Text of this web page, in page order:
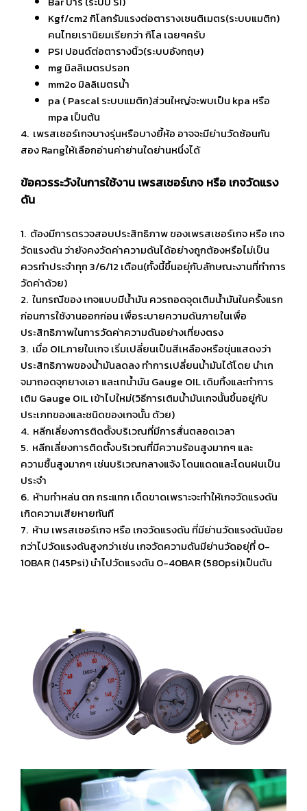
Kgf/cm2 กิโลกรัมแรงต่อตารางเซนติเมตร(ระบบแมติก)
คนไทยเรานิยมเรียกว่า กิโล เฉยๆครับ
PSI ปอนด์ต่อตารางนิ้ว(ระบบอังกฤษ)
mg มิลลิเมตรปรอท
mm2o มิลลิเมตรน้ำ
pa ( Pascal ระบบแมติก)ส่วนใหญ่จะพบเป็น kpa หรือ
mpa เป็นต้น
4. เพรสเชอร์เกจบางรุ่นหรือบางยี้ห้อ อาจจะมีย่านวัดซ้อนกัน
สอง Rangให้เลือกอ่านค่าย่านใดย่านหนึ่งได้
ข้อควรระวังในการใช้งาน เพรสเชอร์เกจ หรือ เกจวัดแรง
ดัน
1. ต้องมีการตรวจสอบประสิทธิภาพ ของเพรสเชอร์เกจ หรือ เกจ
วัดแรงดัน ว่ายังคงวัดค่าความดันได้อย่างถูกต้องหรือไม่เป็น
ควรทำประจำทุก 3/6/12 เดือน(ทั้งนี้ขึ้นอยุ่กับลักษณะงานที่ทำการ
วัดค่าด้วย)
2. ในกรณีของ เกจแบบมีน้ำมัน ควรถอดจุดเติมน้ำมันในครั้งแรก
ก่อนการใช้งานออกก่อน เพื่อระบายความดันภายในเพื่อ
ประสิทธิภาพในการวัดค่าความดันอย่างเที่ยงตรง
3. เมื่อ OILภายในเกจ เริ่มเปลี่ยนเป็นสีเหลืองหรือขุ่นแสดงว่า
ประสิทธิภาพของน้ำมันลดลง ทำการเปลี่ยนน้ำมันได้โดย นำเก
จมาถอดจุกยางเอา และเทน้ำมัน Gauge OIL เดิมทิ้งและทำการ
เติม Gauge OIL เข้าไปใหม่(วิธีการเติมน้ำมันเกจนั้นขึ้นอยู่กับ
ประเภทของและชนิดของเกจนั้น ด้วย)
4. หลีกเลี่ยงการติดตั้งบริเวณที่มีการสั่นตลอดเวลา
5. หลีกเลี่ยงการติดตั้งบริเวณที่มีความร้อนสูงมากๆ และ
ความชื้นสูงมากๆ เช่นบริเวณกลางแจ้ง โดนแดดและโดนฝนเป็น
ประจำ
6. ห้ามทำหล่น ตก กระแทก เด็ดขาดเพราะจะทำให้เกจวัดแรงดัน
เกิดความเสียหายทันที
7. ห้าม เพรสเชอร์เกจ หรือ เกจวัดแรงดัน ที่มีย่านวัดแรงดันน้อย
กว่าไปวัดแรงดันสูงกว่าเช่น เกจวัดความดันมีย่านวัดอยุ่ที่ 0-
10BAR (145Psi) นำไปวัดแรงดัน 0-40BAR (580psi)เป็นต้น